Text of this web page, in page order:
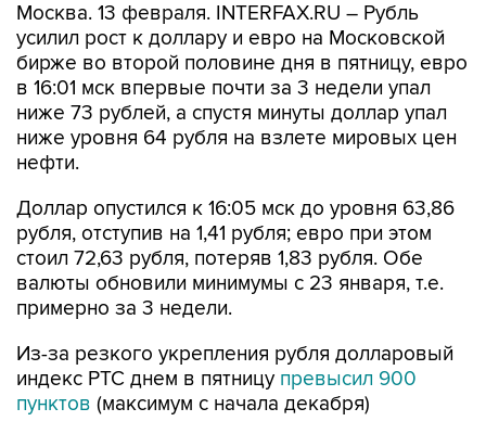
Москва. 13 февраля. INTERFAX.RU – Рубль
усилил рост к доллару и евро на Московской
бирже во второй половине дня в пятницу, евро
в 16:01 мск впервые почти за 3 недели упал
ниже 73 рублей, а спустя минуты доллар упал
ниже уровня 64 рубля на взлете мировых цен
нефти.
Доллар опустился к 16:05 мск до уровня 63,86
рубля, отступив на 1,41 рубля; евро при этом
стоил 72,63 рубля, потеряв 1,83 рубля. Обе
валюты обновили минимумы с 23 января, т.е.
примерно за 3 недели.
Из-за резкого укрепления рубля долларовый
индекс РТС днем в пятницу превысил 900
пунктов (максимум с начала декабря)